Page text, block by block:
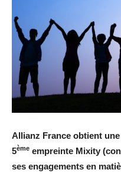
Allianz France obtient
5ème empreinte Mixity
ses engagements en